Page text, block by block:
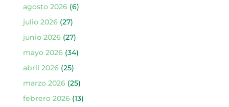
agosto 2026(6)
julio 2026(27)
junio 2026(27)
mayo 2026(34)
abril 2026(25)
marzo 2026(25)
febrero 2026(13)